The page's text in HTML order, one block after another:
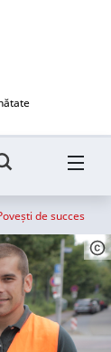
de succes